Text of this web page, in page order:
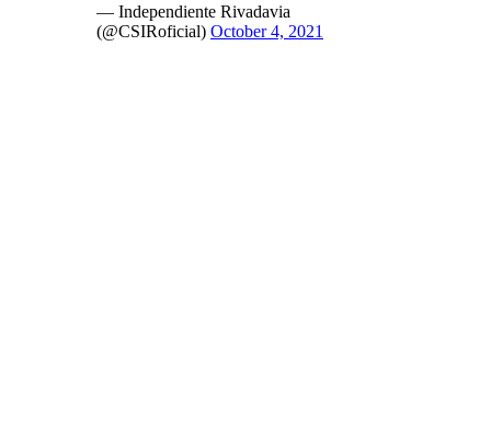
— Independiente Rivadavia
(@CSIRoficial) October 4, 2021